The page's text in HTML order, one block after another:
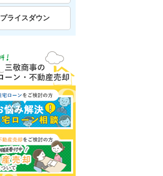
プライスダウン